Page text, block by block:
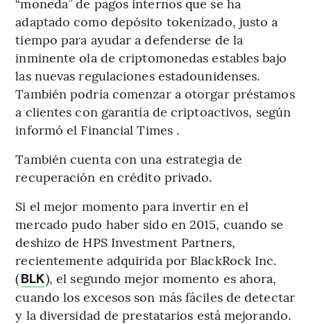
adaptado como depósito tokenizado, justo a
tiempo para ayudar a defenderse de la
inminente ola de criptomonedas estables bajo
las nuevas regulaciones estadounidenses.
También podría comenzar a otorgar préstamos
a clientes con garantía de criptoactivos, según
informó el Financial Times .
También cuenta con una estrategia de
recuperación en crédito privado.
Si el mejor momento para invertir en el
mercado pudo haber sido en 2015, cuando se
deshizo de HPS Investment Partners,
recientemente adquirida por BlackRock Inc.
(BLK), el segundo mejor momento es ahora,
cuando los excesos son más fáciles de detectar
y la diversidad de prestatarios está mejorando.